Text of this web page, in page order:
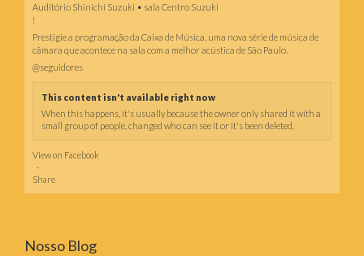
Auditório Shinichi Suzuki • sala Centro Suzuki
!
Prestigie a programação da Caixa de Música, uma nova série de música de
câmara que acontece na sala com a melhor acústica de São Paulo.
@seguidores
This content isn't available right now
When this happens, it's usually because the owner only shared it with a
small group of people, changed who can see it or it's been deleted.
View on Facebook
·
Share
Nosso Blog